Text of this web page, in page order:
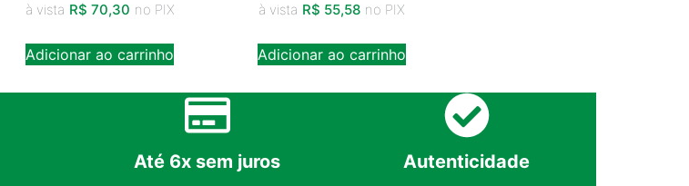
à vista R$ 70,30 no PIX
Adicionar ao carrinho
à vista R$ 55,58 no PIX
Adicionar ao carrinho
Até 6x sem juros Autenticidade